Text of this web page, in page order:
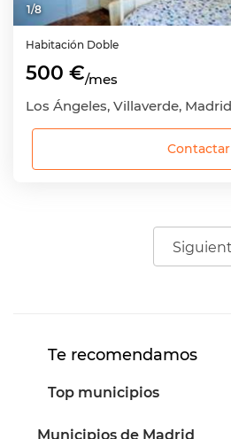
1/8
Habitación Doble
500 €/mes
Los Ángeles, Villaverde,
Contactar
Te recomendamos
Top municipios
Municipios de Madrid